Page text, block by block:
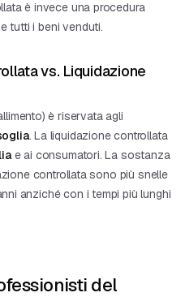
è invece una procedura
tutti i beni venduti.
vs. Liquidazione
è riservata agli
. La liquidazione controllata
e ai consumatori. La sostanza
controllata sono più snelle
anziché con i tempi più lunghi
del